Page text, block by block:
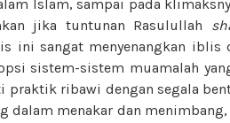
Islam, sampai pada
jika tuntunan Rasulullah
ini sangat menyenangkan iblis
sistem-sistem muamalah
praktik ribawi dengan segala
dalam menakar dan